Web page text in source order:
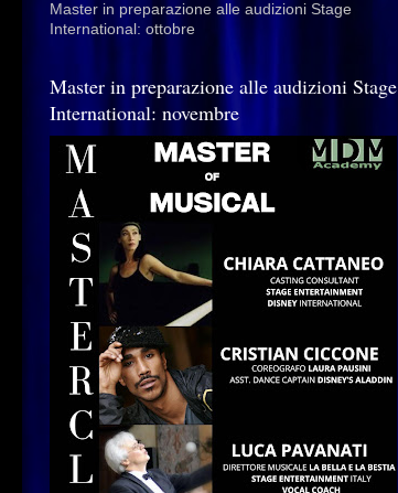
Master in preparazione alle audizioni Stage
International: ottobre
Master in preparazione alle audizioni Stage
International: novembre